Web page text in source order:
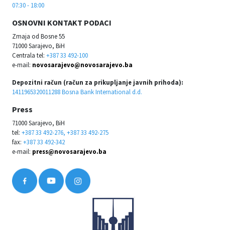
07:30 - 18:00
OSNOVNI KONTAKT PODACI
Zmaja od Bosne 55
71000 Sarajevo, BiH
Centrala tel: +387 33 492-100
e-mail: novosarajevo@novosarajevo.ba
Depozitni račun (račun za prikupljanje javnih prihoda):
1411965320011288 Bosna Bank International d.d.
Press
71000 Sarajevo, BiH
tel: +387 33 492-276, +387 33 492-275
fax: +387 33 492-342
e-mail: press@novosarajevo.ba